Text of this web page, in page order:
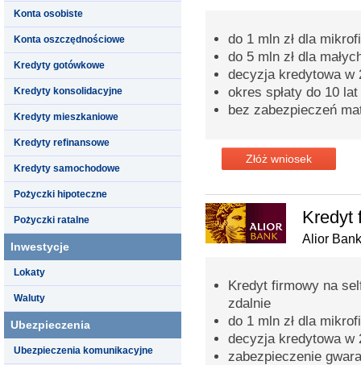
Konta osobiste
Konta oszczędnościowe
Kredyty gotówkowe
Kredyty konsolidacyjne
Kredyty mieszkaniowe
Kredyty refinansowe
Kredyty samochodowe
Pożyczki hipoteczne
Pożyczki ratalne
Inwestycje
Lokaty
Waluty
Ubezpieczenia
Ubezpieczenia komunikacyjne
do 1 mln zł dla
do 5 mln zł dla
decyzja kredytowa w
okres spłaty do 10 lat
bez zabezpieczeń
Złóż wniosek
Kredyt
Alior Bank
Kredyt firmowy na
zdalnie
do 1 mln zł dla
decyzja kredytowa w
zabezpieczenie